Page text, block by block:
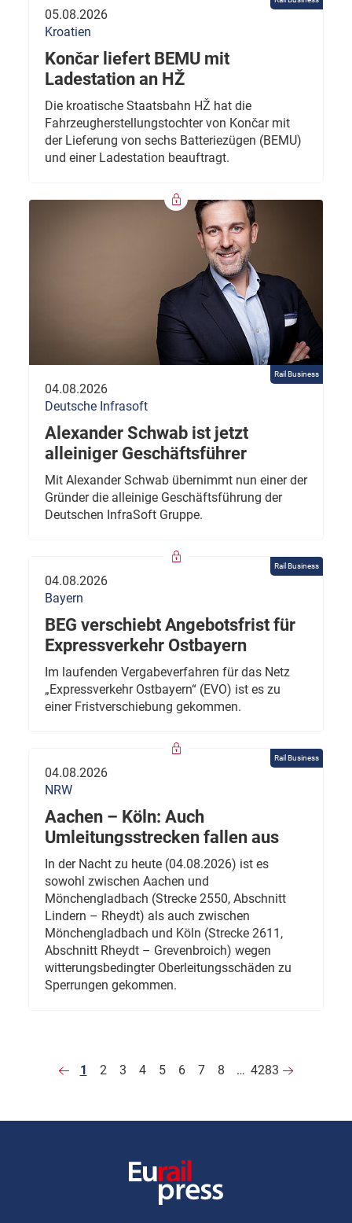
05.08.2026
Kroatien
Končar liefert BEMU mit
Ladestation an HŽ
Die kroatische Staatsbahn HŽ hat die
Fahrzeugherstellungstochter von Končar mit
der Lieferung von sechs Batteriezügen (BEMU)
und einer Ladestation beauftragt.
Rail Business
04.08.2026
Deutsche Infrasoft
Alexander Schwab ist jetzt
alleiniger Geschäftsführer
Mit Alexander Schwab übernimmt nun einer der
Gründer die alleinige Geschäftsführung der
Deutschen InfraSoft Gruppe.
Rail Business
04.08.2026
Bayern
BEG verschiebt Angebotsfrist für
Expressverkehr Ostbayern
Im laufenden Vergabeverfahren für das Netz
„Expressverkehr Ostbayern“ (EVO) ist es zu
einer Fristverschiebung gekommen.
Rail Business
04.08.2026
NRW
Aachen – Köln: Auch
Umleitungsstrecken fallen aus
In der Nacht zu heute (04.08.2026) ist es
sowohl zwischen Aachen und
Mönchengladbach (Strecke 2550, Abschnitt
Lindern – Rheydt) als auch zwischen
Mönchengladbach und Köln (Strecke 2611,
Abschnitt Rheydt – Grevenbroich) wegen
witterungsbedingter Oberleitungsschäden zu
Sperrungen gekommen.
1 2 3 4 5 6 7 8 … 4283